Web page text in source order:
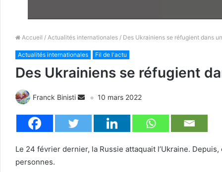
Accueil / Actualités internationales / Des Ukrainiens se réfugient dans
Actualités internationales Fil de l'actu
Des Ukrainiens se réfugient
Franck Binisti 10 mars 2022
Le 24 février dernier, la Russie attaquait l’Ukraine.
personnes.